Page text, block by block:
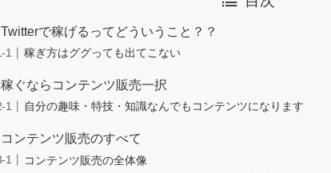
Twitterで稼げるってどういうこと？？
稼ぎ方はググっても出てこない
稼ぐならコンテンツ販売一択
自分の趣味・特技・知識なんでもコンテンツになります
コンテンツ販売のすべて
コンテンツ販売の全体像